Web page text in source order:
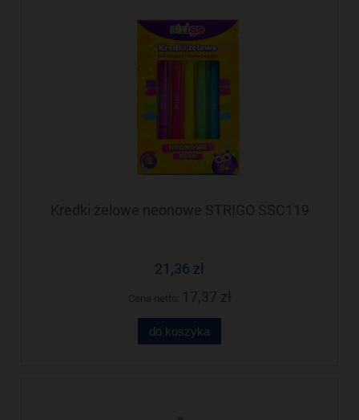
Kredki żelowe neonowe STRIGO SSC119
21,36 zł
do koszyka